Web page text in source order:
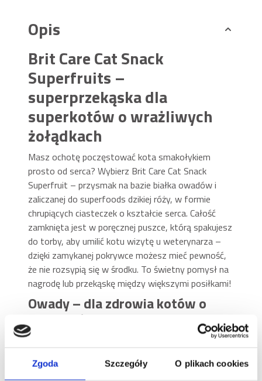
Zgoda Szczegóły O plikach cookies
Opis
Brit Care Cat Snack
Superfruits –
superprzekąska dla
superkotów o wrażliwych
żołądkach
Masz ochotę poczęstować kota smakołykiem
prosto od serca? Wybierz Brit Care Cat Snack
Superfruit – przysmak na bazie białka owadów i
zaliczanej do superfoods dzikiej róży, w formie
chrupiących ciasteczek o kształcie serca. Całość
zamknięta jest w poręcznej puszce, którą spakujesz
do torby, aby umilić kotu wizytę u weterynarza –
dzięki zamykanej pokrywce możesz mieć pewność,
że nie rozsypią się w środku. To świetny pomysł na
nagrodę lub przekąskę między większymi posiłkami!
Owady – dla zdrowia kotów o
skłonnościach do alergii
Często zdarza się, że koty z alergiami i
kurczaka – stworzenie takich przekąsek nie stanowi